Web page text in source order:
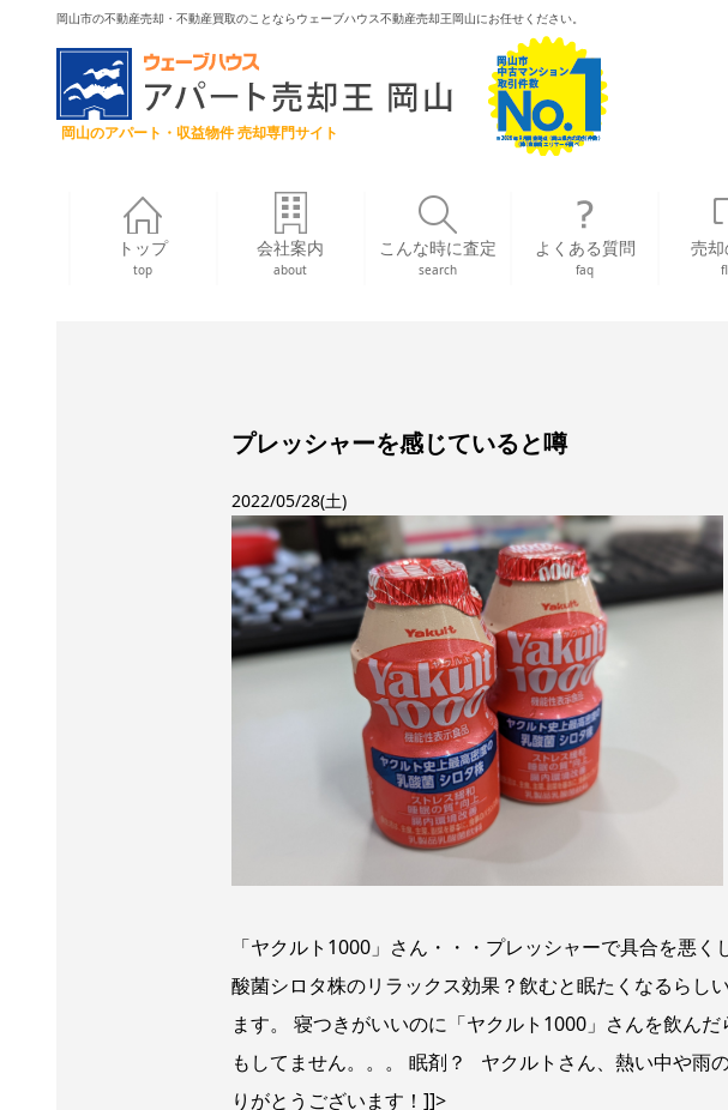
岡山市の不動産売却・不動産買取のことならウェーブハウス不動産売却王岡山にお任せください。
岡山のアパート・収益物件 売却専門サイト
トップ
top
会社案内
about
こんな時に査定
search
よくある質問
faq
売
プレッシャーを感じていると噂
2022/05/28(土)
「ヤクルト1000」さん・・・プレッシャーで具合を悪
酸菌シロタ株のリラックス効果？飲むと眠たくなるらし
ます。 寝つきがいいのに「ヤクルト1000」さんを飲ん
もしてません。。。 眠剤？ ヤクルトさん、熱い中や雨
りがとうございます！]]>